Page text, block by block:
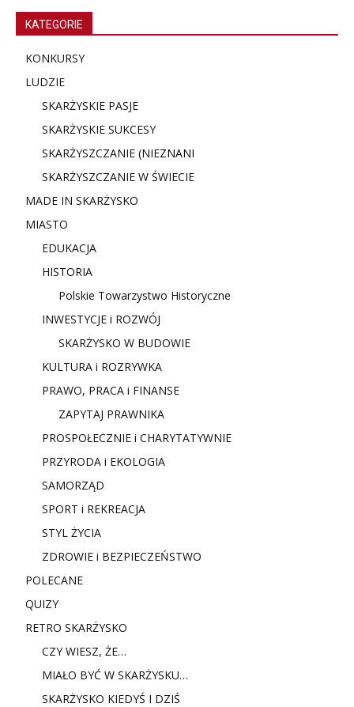
KATEGORIE
KONKURSY
LUDZIE
SKARŻYSKIE PASJE
SKARŻYSKIE SUKCESY
SKARŻYSZCZANIE (NIEZNANI
SKARŻYSZCZANIE W ŚWIECIE
MADE IN SKARŻYSKO
MIASTO
EDUKACJA
HISTORIA
Polskie Towarzystwo Historyczne
INWESTYCJE i ROZWÓJ
SKARŻYSKO W BUDOWIE
KULTURA i ROZRYWKA
PRAWO, PRACA i FINANSE
ZAPYTAJ PRAWNIKA
PROSPOŁECZNIE i CHARYTATYWNIE
PRZYRODA i EKOLOGIA
SAMORZĄD
SPORT i REKREACJA
STYL ŻYCIA
ZDROWIE i BEZPIECZEŃSTWO
POLECANE
QUIZY
RETRO SKARŻYSKO
CZY WIESZ, ŻE…
MIAŁO BYĆ W SKARŻYSKU…
SKARŻYSKO KIEDYŚ I DZIŚ